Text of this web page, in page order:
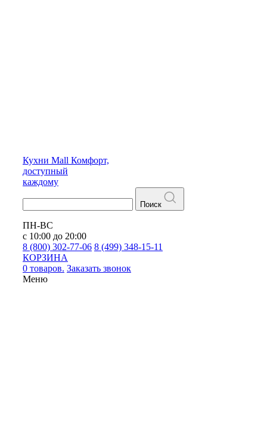
Кухни Mall Комфорт,
доступный
каждому
Поиск
ПН-ВС
с 10:00 до 20:00
8 (800) 302-77-06 8 (499) 348-15-11
КОРЗИНА
0 товаров. Заказать звонок
Меню